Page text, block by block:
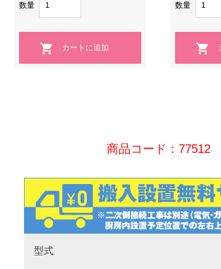
数量 数量
商品コード：77512
型式